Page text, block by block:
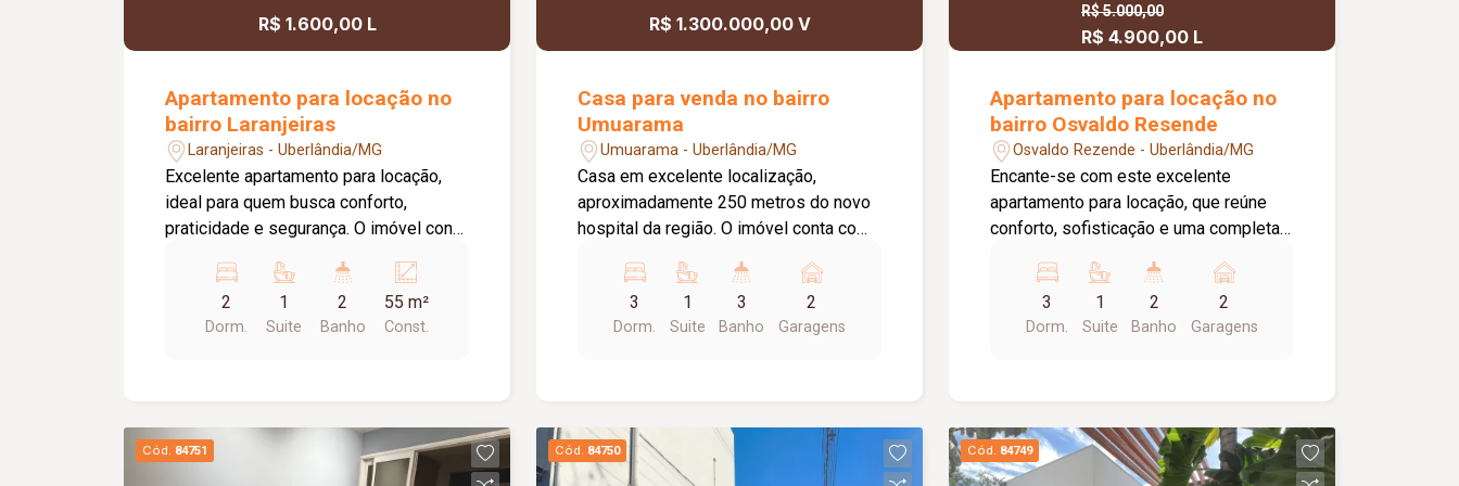
privilegiada e grande potencial para
instalação ou expansão de suas
conheça o espaço ideal para o sucesso
do seu negócio!
R$ 1.600,00 L
Apartamento para locação no
bairro Laranjeiras
Laranjeiras - Uberlândia/MG
Excelente apartamento para locação,
ideal para quem busca conforto,
praticidade e segurança. O imóvel conta
planejados, sendo 01 suíte. O banheiro
da suíte possui box em vidro e armário
sob a pia. A sala é aconchegante,
cozinha dispõe de armários, e a área de
serviço também conta com armário,
2
Dorm.
1
Suite
2
Banho
55 m²
Const.
R$ 1.300.000,00 V
Casa para venda no bairro
Umuarama
Umuarama - Uberlândia/MG
Casa em excelente localização,
aproximadamente 250 metros do novo
hospital da região. O imóvel conta com:
armários e ar-condicionado; Sala em 02
ambientes; Sala de TV; Jardim de
inverno; Escritório amplo; Cozinha
fotovoltaica; Ambientes amplos e bem
distribuídos; Excelente localização,
3
Dorm.
1
Suite
3
Banho
2
Garagens
R$ 5.000,00
R$ 4.900,00 L
Apartamento para locação no
bairro Osvaldo Resende
Osvaldo Rezende - Uberlândia/MG
Encante-se com este excelente
apartamento para locação, que reúne
conforto, sofisticação e uma completa
com 03 quartos, todos com armários
planejados, sendo 01 suíte. A sala é
ampla, integrada em 02 ambientes,
funcional. Um dos grandes destaques é
a ampla sacada gourmet, totalmente
3
Dorm.
1
Suite
2
Banho
2
Garagens
Cód. 84751 Cód. 84750 Cód. 84749